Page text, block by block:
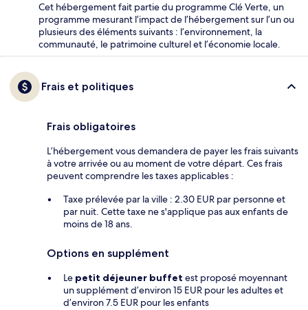
Cet hébergement fait partie du programme Clé Verte, un
programme mesurant l’impact de l’hébergement sur l’un ou
plusieurs des éléments suivants : l’environnement, la
communauté, le patrimoine culturel et l’économie locale.
Frais et politiques
Frais obligatoires
L’hébergement vous demandera de payer les frais suivants
à votre arrivée ou au moment de votre départ. Ces frais
peuvent comprendre les taxes applicables :
Taxe prélevée par la ville : 2.30 EUR par personne et
par nuit. Cette taxe ne s'applique pas aux enfants de
moins de 18 ans.
Options en supplément
Le petit déjeuner buffet est proposé moyennant
un supplément d’environ 15 EUR pour les adultes et
d’environ 7.5 EUR pour les enfants